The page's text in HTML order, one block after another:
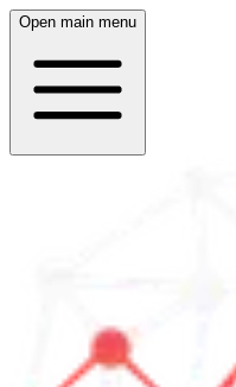
Open main menu